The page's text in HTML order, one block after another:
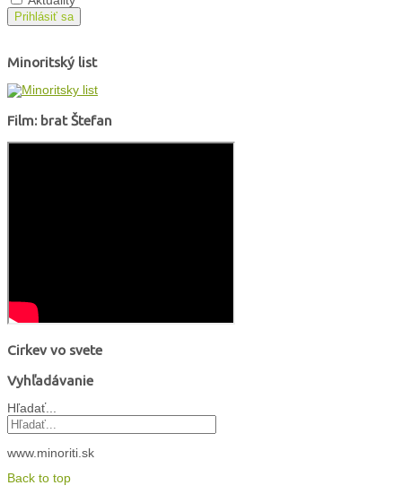
Prihlásiť sa
Minoritský list
Film: brat Štefan
Cirkev vo svete
Vyhľadávanie
Hľadať...
www.minoriti.sk
Back to top